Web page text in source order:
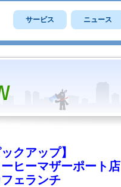
サービス ニュース
クアップ】
ヒーマザーポート店
ェランチ